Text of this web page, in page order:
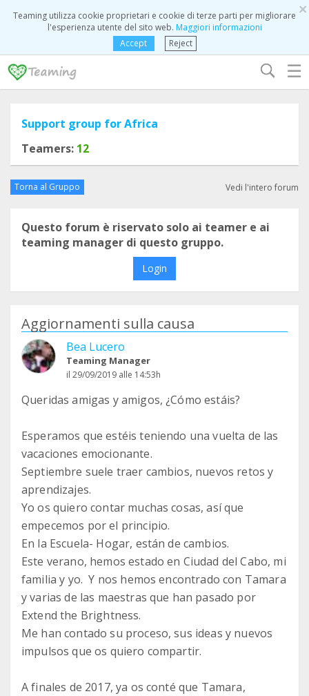
×
Teaming utilizza cookie proprietari e cookie di terze parti per migliorare
l'esperienza utente del sito web. Maggiori informazioni
Accept
Reject
☰
Support group for Africa
Teamers: 12
Torna al Gruppo Vedi l'intero forum
Questo forum è riservato solo ai teamer e ai
teaming manager di questo gruppo.
Login
Aggiornamenti sulla causa
Bea Lucero
Teaming Manager
il 29/09/2019 alle 14:53h
Queridas amigas y amigos, ¿Cómo estáis?
Esperamos que estéis teniendo una vuelta de las
vacaciones emocionante.
Septiembre suele traer cambios, nuevos retos y
aprendizajes.
Yo os quiero contar muchas cosas, así que
empecemos por el principio.
En la Escuela- Hogar, están de cambios.
Este verano, hemos estado en Ciudad del Cabo, mi
familia y yo. Y nos hemos encontrado con Tamara
y varias de las maestras que han pasado por
Extend the Brightness.
Me han contado su proceso, sus ideas y nuevos
impulsos que os quiero compartir.
A finales de 2017, ya os conté que Tamara,